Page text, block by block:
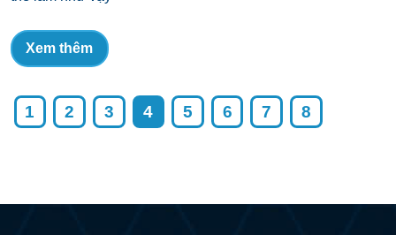
Xem thêm
1 2 3 4 5 6 7 8